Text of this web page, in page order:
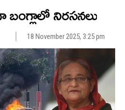
బంగ్లాలో నిరసనలు
18 November 2025, 3:25 pm